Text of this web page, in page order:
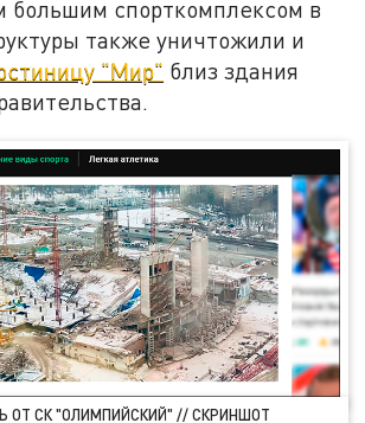
спорткомплексом в
также уничтожили и
"Мир" близ здания
ОТ СК "ОЛИМПИЙСКИЙ" // СКРИНШОТ